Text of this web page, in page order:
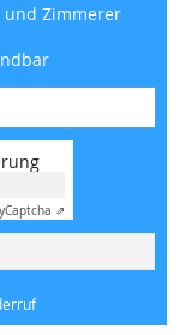
und Zimmerer
Captcha ⇗